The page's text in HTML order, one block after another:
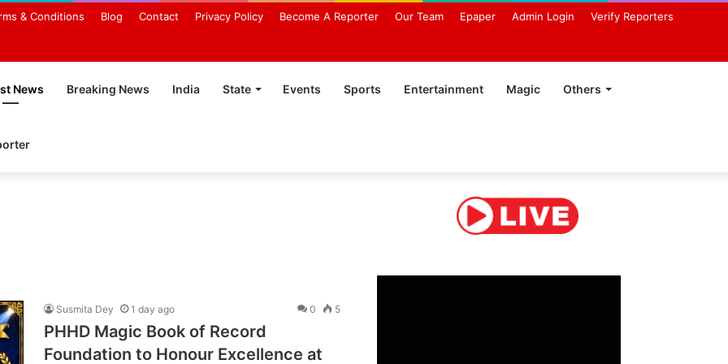
& Conditions Blog Contact Privacy Policy Become A Reporter Our Team Epaper Admin Login Verify Reporters
News Breaking News India State Events Sports Entertainment Magic Others
Susmita Dey 1 day ago 0 5
PHHD Magic Book of Record
Foundation to Honour Excellence at